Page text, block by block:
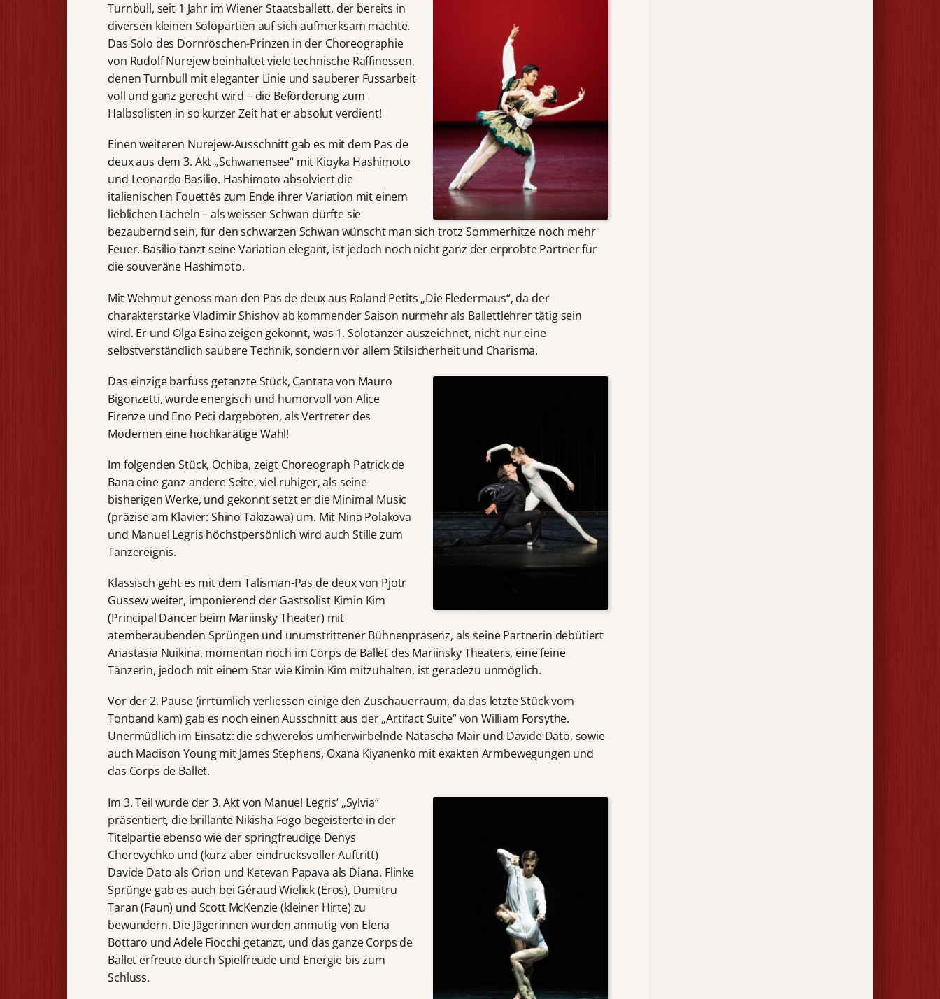
Turnbull, seit 1 Jahr im Wiener Staatsballett, der bereits in
diversen kleinen Solopartien auf sich aufmerksam machte.
Das Solo des Dornröschen-Prinzen in der Choreographie
von Rudolf Nurejew beinhaltet viele technische Raffinessen,
denen Turnbull mit eleganter Linie und sauberer Fussarbeit
voll und ganz gerecht wird – die Beförderung zum
Halbsolisten in so kurzer Zeit hat er absolut verdient!
Einen weiteren Nurejew-Ausschnitt gab es mit dem Pas de
deux aus dem 3. Akt „Schwanensee“ mit Kioyka Hashimoto
und Leonardo Basilio. Hashimoto absolviert die
italienischen Fouettés zum Ende ihrer Variation mit einem
lieblichen Lächeln – als weisser Schwan dürfte sie
bezaubernd sein, für den schwarzen Schwan wünscht man sich trotz Sommerhitze noch mehr
Feuer. Basilio tanzt seine Variation elegant, ist jedoch noch nicht ganz der erprobte Partner für
die souveräne Hashimoto.
Mit Wehmut genoss man den Pas de deux aus Roland Petits „Die Fledermaus“, da der
charakterstarke Vladimir Shishov ab kommender Saison nurmehr als Ballettlehrer tätig sein
wird. Er und Olga Esina zeigen gekonnt, was 1. Solotänzer auszeichnet, nicht nur eine
selbstverständlich saubere Technik, sondern vor allem Stilsicherheit und Charisma.
Das einzige barfuss getanzte Stück, Cantata von Mauro
Bigonzetti, wurde energisch und humorvoll von Alice
Firenze und Eno Peci dargeboten, als Vertreter des
Modernen eine hochkarätige Wahl!
Im folgenden Stück, Ochiba, zeigt Choreograph Patrick de
Bana eine ganz andere Seite, viel ruhiger, als seine
bisherigen Werke, und gekonnt setzt er die Minimal Music
(präzise am Klavier: Shino Takizawa) um. Mit Nina Polakova
und Manuel Legris höchstpersönlich wird auch Stille zum
Tanzereignis.
Klassisch geht es mit dem Talisman-Pas de deux von Pjotr
Gussew weiter, imponierend der Gastsolist Kimin Kim
(Principal Dancer beim Mariinsky Theater) mit
atemberaubenden Sprüngen und unumstrittener Bühnenpräsenz, als seine Partnerin debütiert
Anastasia Nuikina, momentan noch im Corps de Ballet des Mariinsky Theaters, eine feine
Tänzerin, jedoch mit einem Star wie Kimin Kim mitzuhalten, ist geradezu unmöglich.
Vor der 2. Pause (irrtümlich verliessen einige den Zuschauerraum, da das letzte Stück vom
Tonband kam) gab es noch einen Ausschnitt aus der „Artifact Suite“ von William Forsythe.
Unermüdlich im Einsatz: die schwerelos umherwirbelnde Natascha Mair und Davide Dato, sowie
auch Madison Young mit James Stephens, Oxana Kiyanenko mit exakten Armbewegungen und
das Corps de Ballet.
Im 3. Teil wurde der 3. Akt von Manuel Legris‘ „Sylvia“
präsentiert, die brillante Nikisha Fogo begeisterte in der
Titelpartie ebenso wie der springfreudige Denys
Cherevychko und (kurz aber eindrucksvoller Auftritt)
Davide Dato als Orion und Ketevan Papava als Diana. Flinke
Sprünge gab es auch bei Géraud Wielick (Eros), Dumitru
Taran (Faun) und Scott McKenzie (kleiner Hirte) zu
bewundern. Die Jägerinnen wurden anmutig von Elena
Bottaro und Adele Fiocchi getanzt, und das ganze Corps de
Ballet erfreute durch Spielfreude und Energie bis zum
Schluss.